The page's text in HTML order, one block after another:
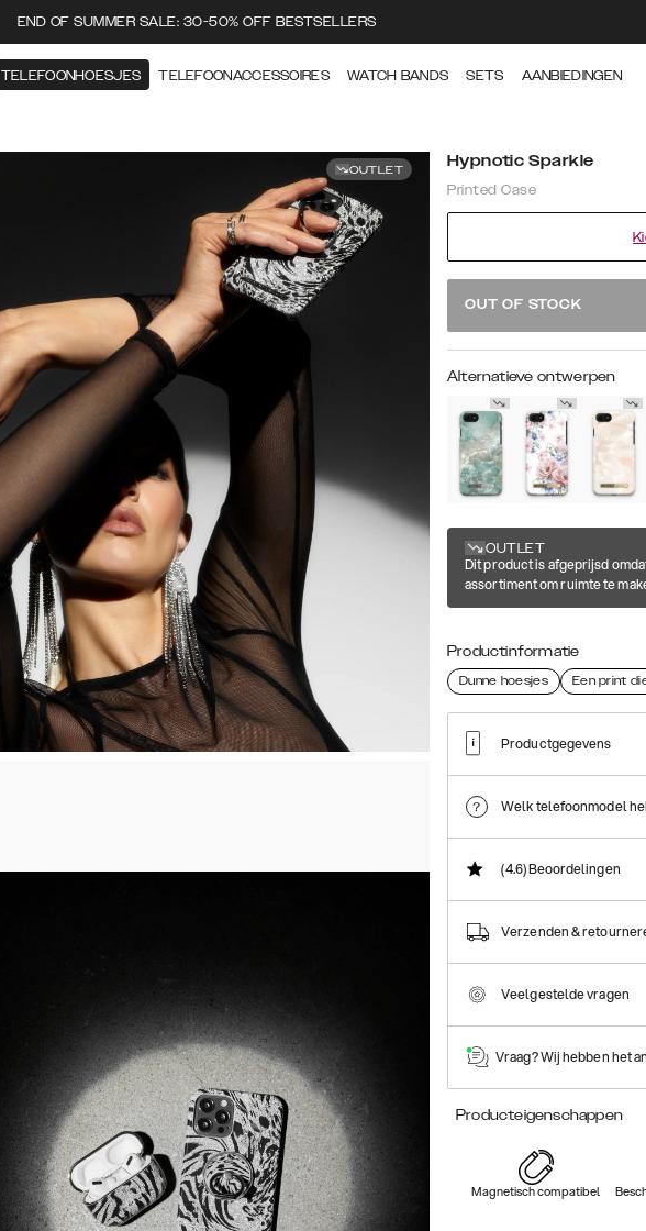
END OF SUMMER SALE: 30-50% OFF BESTSELLERS
TELEFOONHOESJES TELEFOONACCESSOIRES WATCH BANDS SETS AANBIEDINGEN
OUTLET Hypnotic Sparkle
Printed Case
OUT OF STOCK
Alternatieve ontwerpen
OUTLET
Dit product is afgeprijsd
assortiment om ruimte te
Productinformatie
Dunne hoesjes Een print
Productgegevens
Welk telefoonmodel
(4.6)Beoordelingen
Verzenden &
Veelgestelde vragen
Vraag? Wij hebben het
Producteigenschappen
Magnetisch compatibel